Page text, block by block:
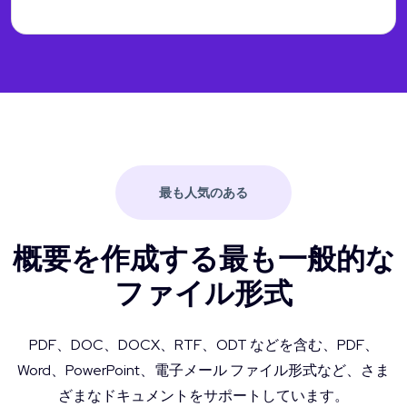
最も人気のある
概要を作成する最も一般的な
ファイル形式
PDF、DOC、DOCX、RTF、ODT などを含む、PDF、
Word、PowerPoint、電子メール ファイル形式など、さま
ざまなドキュメントをサポートしています。